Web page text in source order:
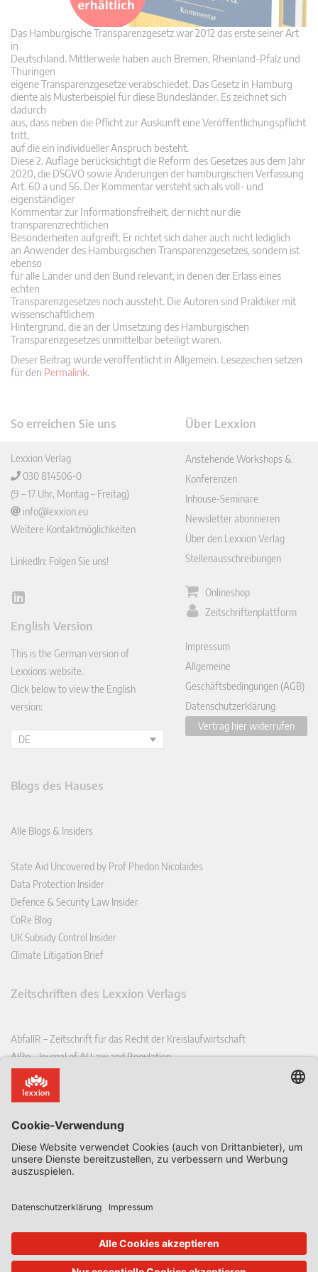
Das Hamburgische Transparenzgesetz war 2012 das erste seiner Art
in
Deutschland. Mittlerweile haben auch Bremen, Rheinland-Pfalz und
Thüringen
eigene Transparenzgesetze verabschiedet. Das Gesetz in Hamburg
diente als Musterbeispiel für diese Bundesländer. Es zeichnet sich
dadurch
aus, dass neben die Pflicht zur Auskunft eine Veröffentlichungspflicht
tritt,
auf die ein individueller Anspruch besteht.
Diese 2. Auflage berücksichtigt die Reform des Gesetzes aus dem Jahr
2020, die DSGVO sowie Änderungen der hamburgischen Verfassung
Art. 60 a und 56. Der Kommentar versteht sich als voll- und
eigenständiger
Kommentar zur Informationsfreiheit, der nicht nur die
transparenzrechtlichen
Besonderheiten aufgreift. Er richtet sich daher auch nicht lediglich
an Anwender des Hamburgischen Transparenzgesetzes, sondern ist
ebenso
für alle Länder und den Bund relevant, in denen der Erlass eines
echten
Transparenzgesetzes noch aussteht. Die Autoren sind Praktiker mit
wissenschaftlichem
Hintergrund, die an der Umsetzung des Hamburgischen
Transparenzgesetzes unmittelbar beteiligt waren.
Dieser Beitrag wurde veröffentlicht in Allgemein. Lesezeichen setzen
für den Permalink.
So erreichen Sie uns
Lexxion Verlag
030 814506-0
(9 – 17 Uhr, Montag – Freitag)
info@lexxion.eu
Weitere Kontaktmöglichkeiten
LinkedIn: Folgen Sie uns!
Lin
In
English Version
This is the German version of
Lexxions website.
Click below to view the English
version:
DE
Über Lexxion
Anstehende Workshops &
Konferenzen
Inhouse-Seminare
Newsletter abonnieren
Über den Lexxion Verlag
Stellenausschreibungen
Onlineshop
Zeitschriftenplattform
Impressum
Allgemeine
Geschäftsbedingungen (AGB)
Datenschutzerklärung
Vertrag hier widerrufen
Blogs des Hauses
Alle Blogs & Insiders
State Aid Uncovered by Prof Phedon Nicolaides
Data Protection Insider
Defence & Security Law Insider
CoRe Blog
UK Subsidy Control Insider
Climate Litigation Brief
Zeitschriften des Lexxion Verlags
AbfallR – Zeitschrift für das Recht der Kreislaufwirtschaft
AIRe – Journal of AI Law and Regulation
CCLR – Carbon & Climate Law Review
CoRe – European Competition and Regulatory Law Review
EDSeQ – European Defence & Security Law & Policy Quarterly
EFFL – European Food and Feed Law Review
EHPL – European Health & Pharmaceutical Law Review
EPPPL – European Procurement & Public Private Partnership Law
EStAL – European State Aid Law Quarterly
EurUP – Zeitschrift für Europäisches Umwelt- und Planungsrecht
ICRL – International Chemical Regulatory and Law Review
StoffR – Zeitschrift für Stoffrecht